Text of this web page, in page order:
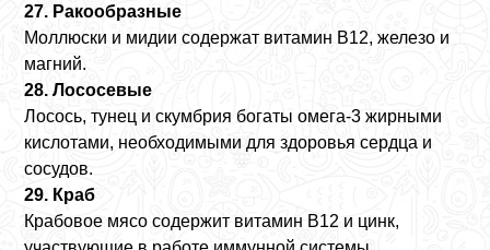
27. Ракообразные
Моллюски и мидии содержат витамин B12, железо и
магний.
28. Лососевые
Лосось, тунец и скумбрия богаты омега-3 жирными
кислотами, необходимыми для здоровья сердца и
сосудов.
29. Краб
Крабовое мясо содержит витамин B12 и цинк,